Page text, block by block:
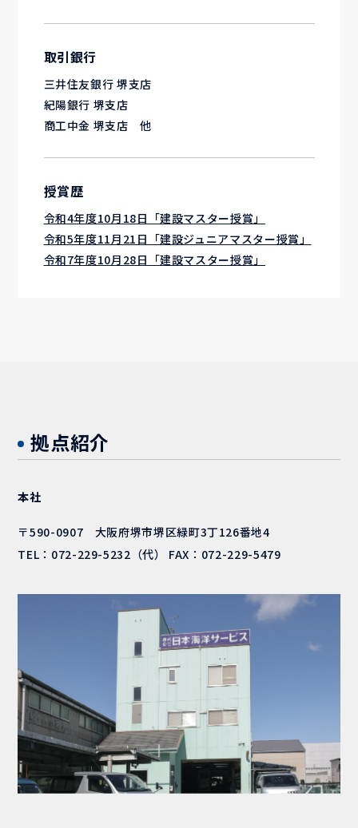
取引銀行
三井住友銀行 堺支店
紀陽銀行 堺支店
商工中金 堺支店 他
授賞歴
令和4年度10月18日「建設マスター授賞」
令和5年度11月21日「建設ジュニアマスター授賞」
令和7年度10月28日「建設マスター授賞」
拠点紹介
本社
〒590-0907 大阪府堺市堺区緑町3丁126番地4
TEL： 072-229-5232 （代） FAX：072-229-5479